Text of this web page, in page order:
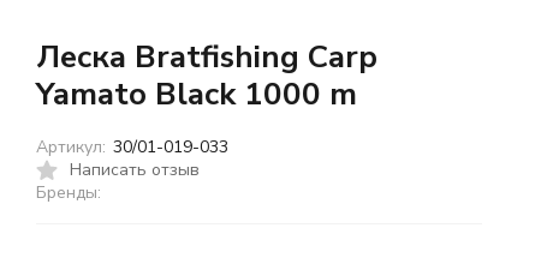
Леска Bratfishing Carp
Yamato Black 1000 m
Написать отзыв
Бренды:
Артикул: 30/01-019-033